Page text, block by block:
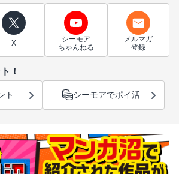
X
シーモア
ちゃんねる
メルマガ
登録
！
ト シーモアでポイ活